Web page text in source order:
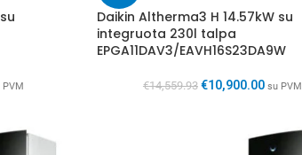
PVM
Daikin Altherma3 H 14.57kW su
integruota 230l talpa
EPGA11DAV3/EAVH16S23DA9W
€14,559.93 €10,900.00 su PVM